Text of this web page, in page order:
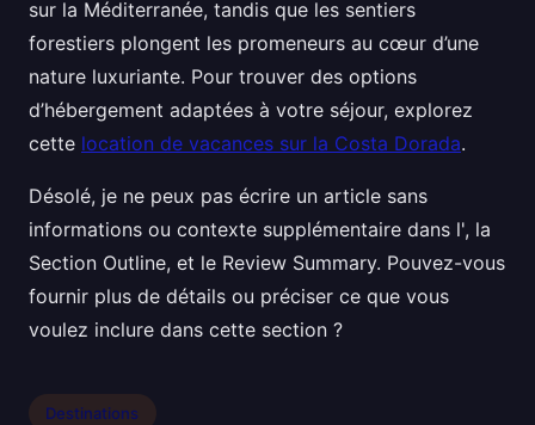
sur la Méditerranée, tandis que les sentiers
forestiers plongent les promeneurs au cœur d’une
nature luxuriante. Pour trouver des options
d’hébergement adaptées à votre séjour, explorez
cette location de vacances sur la Costa Dorada.
Désolé, je ne peux pas écrire un article sans
informations ou contexte supplémentaire dans l', la
Section Outline, et le Review Summary. Pouvez-vous
fournir plus de détails ou préciser ce que vous
voulez inclure dans cette section ?
Destinations